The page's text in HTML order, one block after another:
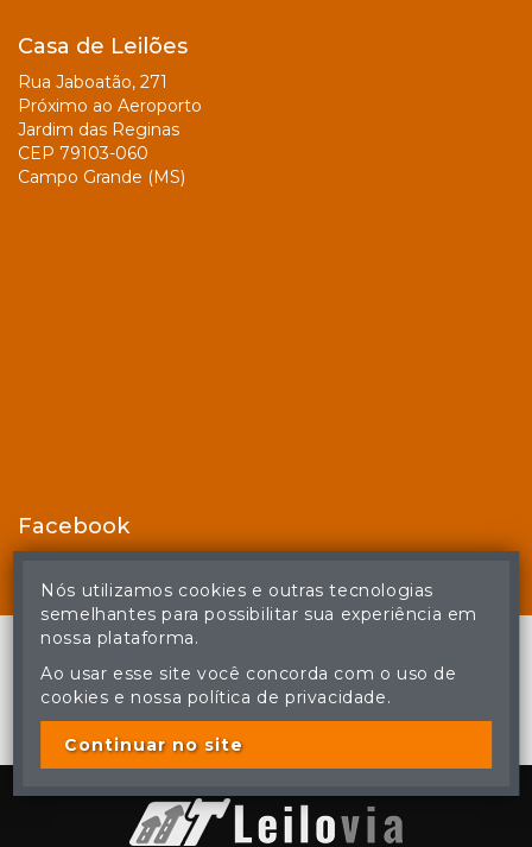
Casa de Leilões
Rua Jaboatão, 271
Próximo ao Aeroporto
Jardim das Reginas
CEP 79103-060
Campo Grande (MS)
Facebook
© Casa de Leilões - Todos os direitos reservados
A cópia ou reprodução não autorizada do conteúdo deste site
poderá acarretar em penas previstas em lei.
Nós utilizamos cookies e outras tecnologias
semelhantes para possibilitar sua experiência em
nossa plataforma.
Ao usar esse site você concorda com o uso de
cookies e nossa política de privacidade.
Continuar no site